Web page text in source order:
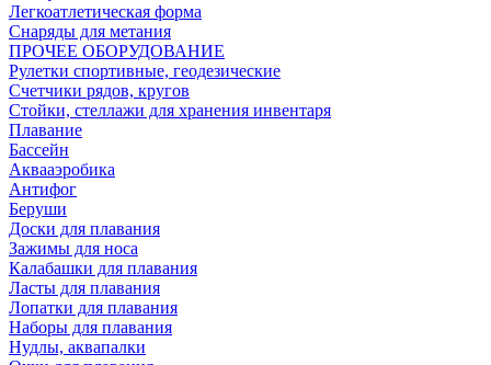
Легкоатлетическая форма
Снаряды для метания
ПРОЧЕЕ ОБОРУДОВАНИЕ
Рулетки спортивные, геодезические
Счетчики рядов, кругов
Стойки, стеллажи для хранения инвентаря
Плавание
Бассейн
Аквааэробика
Антифог
Беруши
Доски для плавания
Зажимы для носа
Калабашки для плавания
Ласты для плавания
Лопатки для плавания
Наборы для плавания
Нудлы, аквапалки